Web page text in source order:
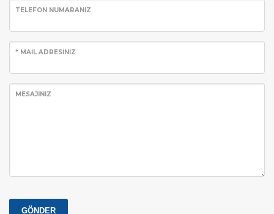
TELEFON NUMARANIZ
* MAİL ADRESİNİZ
MESAJINIZ
GÖNDER